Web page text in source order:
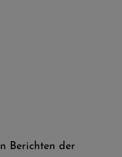
Berichten der